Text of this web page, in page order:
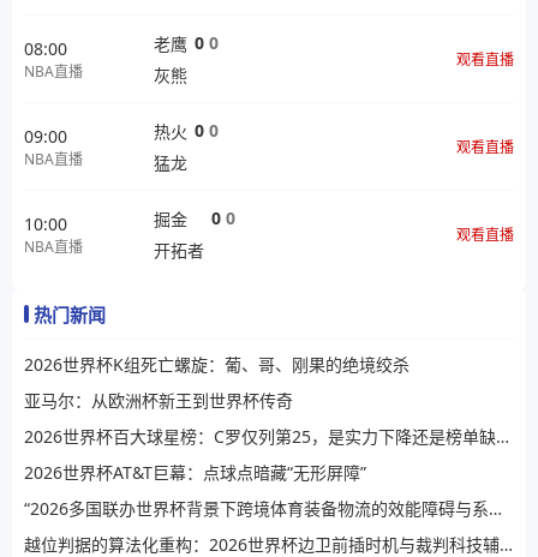
08:00
NBA直播
老鹰
灰熊
0 0
观看直播
09:00
NBA直播
热火
猛龙
0 0
观看直播
10:00
NBA直播
掘金
开拓者
0 0
观看直播
热门新闻
2026世界杯K组死亡螺旋：葡、哥、刚果的绝境绞杀
亚马尔：从欧洲杯新王到世界杯传奇
2026世界杯百大球星榜：C罗仅列第25，是实力下降还是榜单缺乏公信力？
2026世界杯AT&T巨幕：点球点暗藏“无形屏障”
“2026多国联办世界杯背景下跨境体育装备物流的效能障碍与系统性提升路径”
越位判据的算法化重构：2026世界杯边卫前插时机与裁判科技辅助决策的演进逻辑